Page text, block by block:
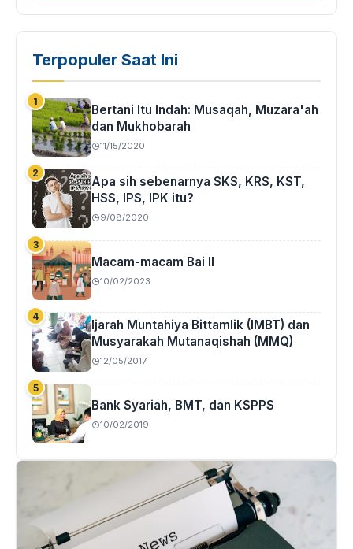
Terpopuler Saat Ini
Bertani Itu Indah: Musaqah, Muzara'ah
dan Mukhobarah
11/15/2020
Apa sih sebenarnya SKS, KRS, KST,
HSS, IPS, IPK itu?
9/08/2020
Macam-macam Bai II
10/02/2023
Ijarah Muntahiya Bittamlik (IMBT) dan
Musyarakah Mutanaqishah (MMQ)
12/05/2017
Bank Syariah, BMT, dan KSPPS
10/02/2019